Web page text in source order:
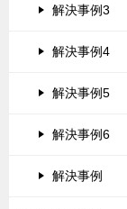
解決事例3
解決事例4
解決事例5
解決事例6
解決事例